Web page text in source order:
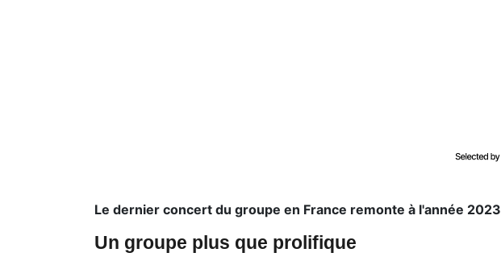
Le dernier concert du groupe en France remonte à l'année 2023
Un groupe plus que prolifique